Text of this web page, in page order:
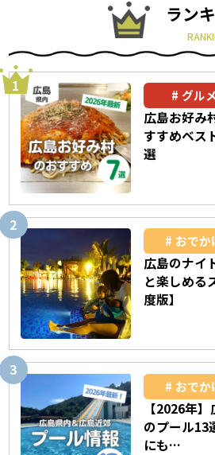
ラン
グルメ
広島お好み
すすめベス
選
おでか
広島のナイ
と楽しめる
度版】
おでか
【2026年
のプール13
にも…